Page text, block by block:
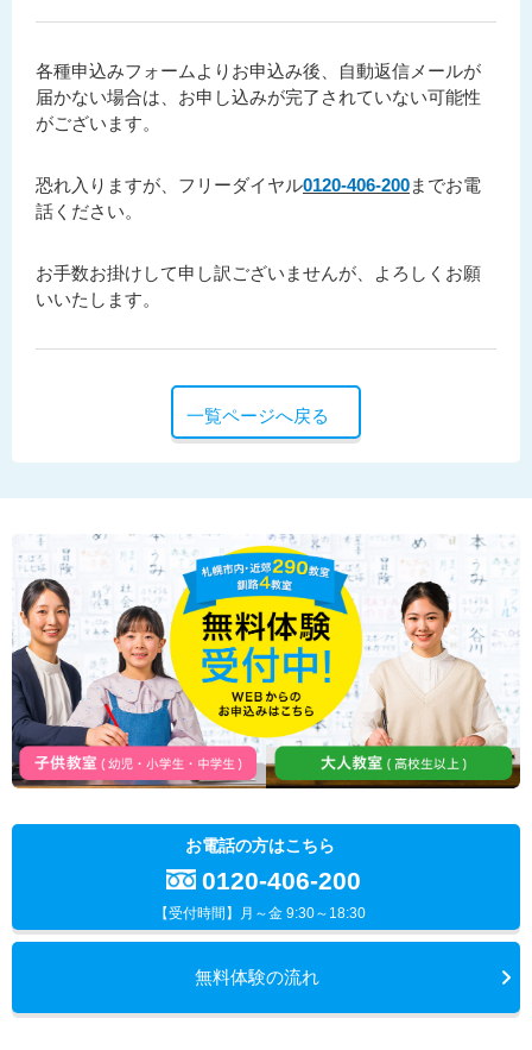
各種申込みフォームよりお申込み後、自動返信メールが
届かない場合は、お申し込みが完了されていない可能性
がございます。
恐れ入りますが、フリーダイヤル0120-406-200までお電
話ください。
お手数お掛けして申し訳ございませんが、よろしくお願
いいたします。
一覧ページへ戻る
お電話の方はこちら
0120-406-200
【受付時間】 月～金 9:30～18:30
無料体験の流れ